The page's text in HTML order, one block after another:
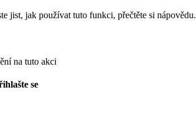
jist, jak používat tuto funkci, přečtěte si nápovědu.
na tuto akci
se